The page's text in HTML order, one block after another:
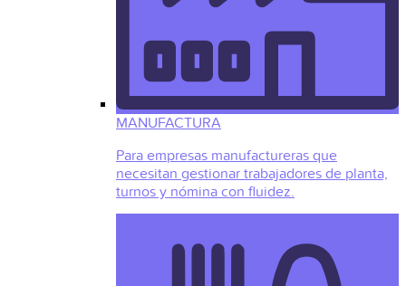
MANUFACTURA
Para empresas manufactureras que
necesitan gestionar trabajadores de planta,
turnos y nómina con fluidez.